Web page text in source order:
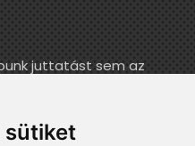
sütiket
juttatást sem az
Ha szeretnél segíteni
feldolgozásában,